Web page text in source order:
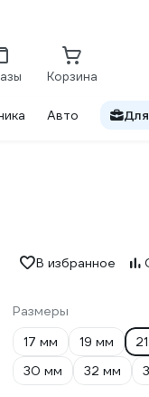
Корзина
Авто
В избранное
Размеры
17 мм
19 мм
30 мм
32 мм